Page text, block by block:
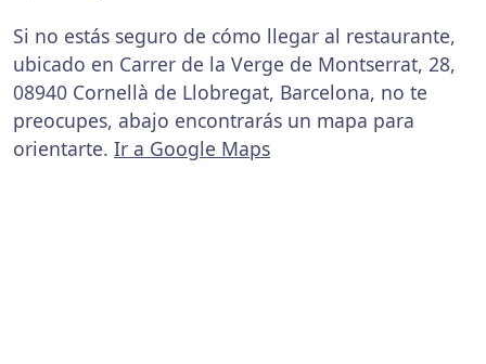
Si no estás seguro de cómo llegar al restaurante,
ubicado en Carrer de la Verge de Montserrat, 28,
08940 Cornellà de Llobregat, Barcelona, no te
preocupes, abajo encontrarás un mapa para
orientarte. Ir a Google Maps